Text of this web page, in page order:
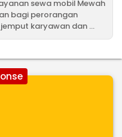
sewa mobil Mewah
bagi perorangan
karyawan dan ...